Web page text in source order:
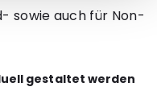
sowie auch für Non-
gestaltet werden